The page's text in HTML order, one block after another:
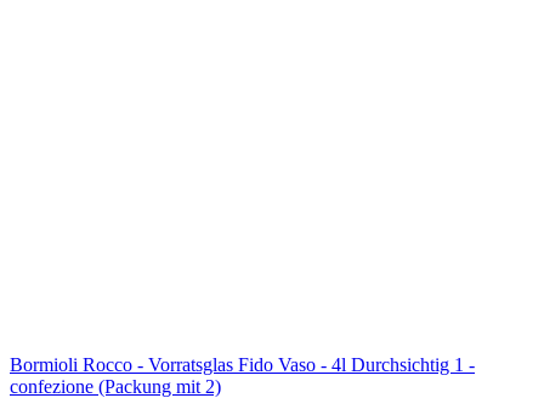
Bormioli Rocco - Vorratsglas Fido Vaso - 4l Durchsichtig 1 -
confezione (Packung mit 2)